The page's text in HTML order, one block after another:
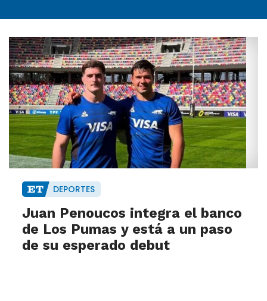
DEPORTES
Juan Penoucos integra el banco
de Los Pumas y está a un paso
de su esperado debut